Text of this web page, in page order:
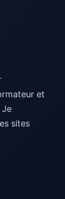
et
Je
sites